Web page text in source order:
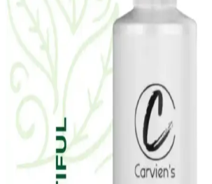
NIVEA Expert Filler Yoğun
Gündüz Bakım Kremi İncelemesi
Yöntemleri
NIVEA Expert Filler Yoğun Yaşlanma Karşıtı
Kremi, hyaluronik asit ve SPF 30 ile cildi
belirtilerine karşı korur ve pürüzsüzleştirir,
ve parfümsüzdür.
EDLIKE Saf Yağlardan Yapılan El
Sabunu Doğal ve Etkili Cilt